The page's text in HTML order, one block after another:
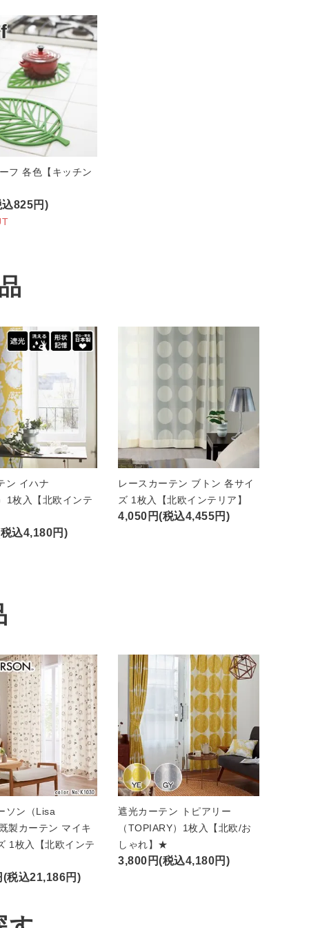
フ 各色【キッチン
825円)
ン イハナ
1枚入【北欧インテ
込4,180円)
レースカーテン ブトン 各サイ
ズ 1枚入【北欧インテリア】
4,050円(税込4,455円)
ソン（Lisa
製カーテン マイキ
1枚入【北欧インテ
(税込21,186円)
遮光カーテン トピアリー
（TOPIARY）1枚入【北欧/お
しゃれ】★
3,800円(税込4,180円)